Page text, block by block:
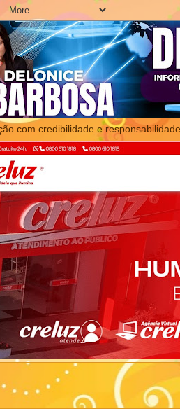
com credibilidade e